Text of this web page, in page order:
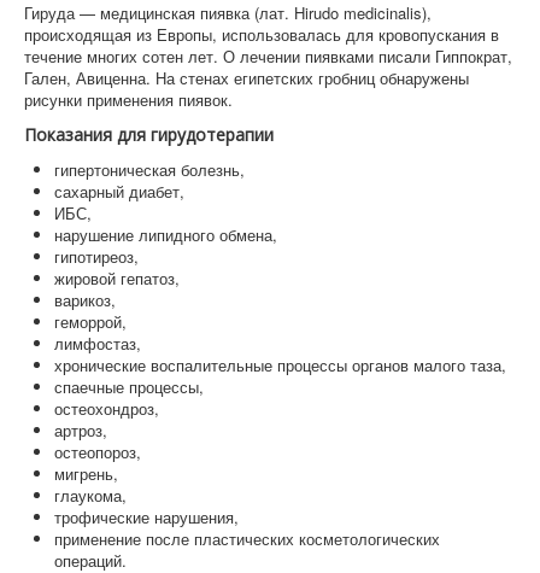
Гируда — медицинская пиявка (лат. Hirudo medicinalis),
происходящая из Европы, использовалась для кровопускания в
течение многих сотен лет. О лечении пиявками писали Гиппократ,
Гален, Авиценна. На стенах египетских гробниц обнаружены
рисунки применения пиявок.
Показания для гирудотерапии
гипертоническая болезнь,
сахарный диабет,
ИБС,
нарушение липидного обмена,
гипотиреоз,
жировой гепатоз,
варикоз,
геморрой,
лимфостаз,
хронические воспалительные процессы органов малого таза,
спаечные процессы,
остеохондроз,
артроз,
остеопороз,
мигрень,
глаукома,
трофические нарушения,
применение после пластических косметологических
операций.